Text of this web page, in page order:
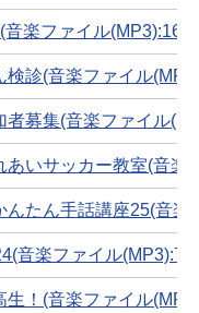
楽ファイル
検診(音楽ファイル
募集(音楽ファイル
あいサッカー教室(音楽
んたん手話講座25(音楽
音楽ファイル
！(音楽ファイル